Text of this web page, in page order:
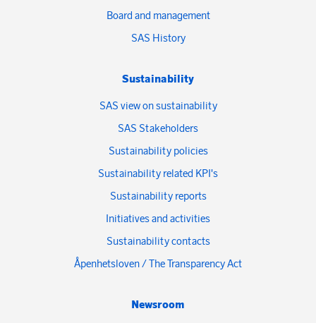
Board and management
SAS History
Sustainability
SAS view on sustainability
SAS Stakeholders
Sustainability policies
Sustainability related KPI's
Sustainability reports
Initiatives and activities
Sustainability contacts
Åpenhetsloven / The Transparency Act
Newsroom